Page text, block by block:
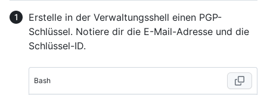
Erstelle in der Verwaltungsshell einen PGP-
Schlüssel. Notiere dir die E-Mail-Adresse und die
Schlüssel-ID.
Bash